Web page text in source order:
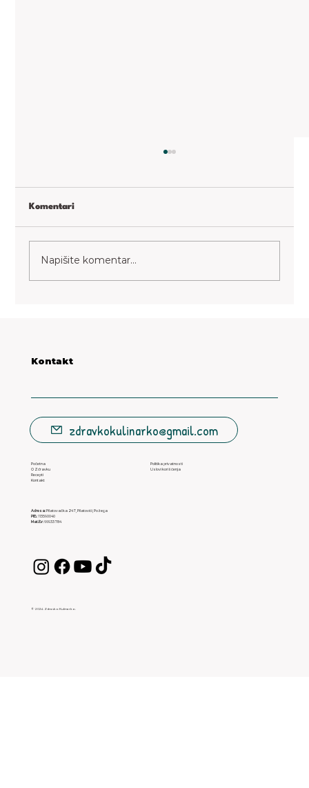
Paradajz kimchi
Komentari
Napišite komentar...
Kontakt
zdravkokulinarko@gmail.com
Adresa:Pilatovačka 247, Pilatovići, Požega
PIB:113590040
Mat.Br:66933784
Početna
O Zdravku
Recepti
Kontakt
Politika privatnosti
Uslovi korišćenja
© 2024 Zdravko Kulinarko.